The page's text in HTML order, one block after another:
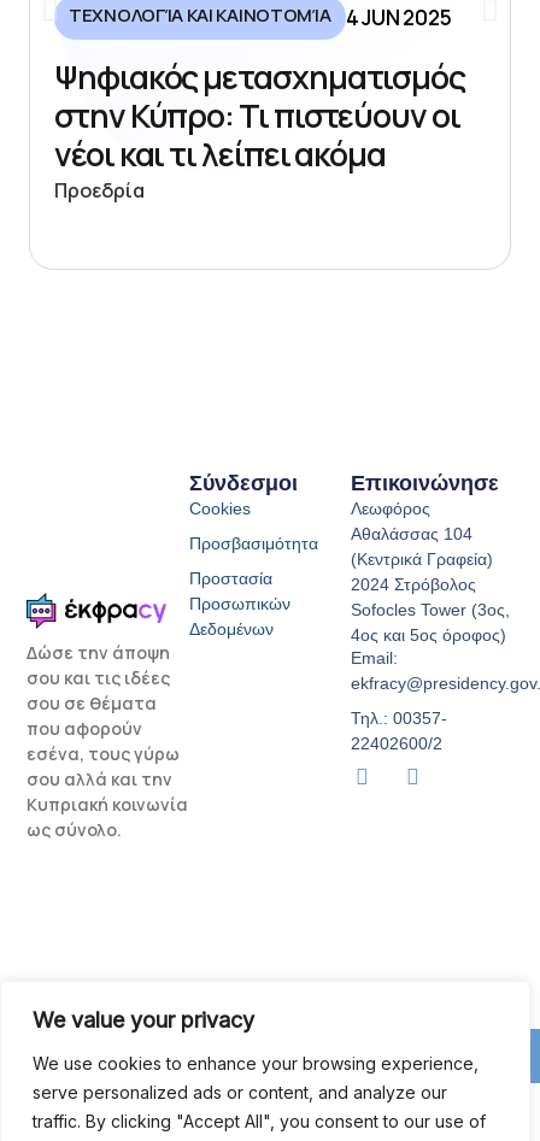
We value your privacy
We use cookies to enhance your browsing experience,
serve personalized ads or content, and analyze our
traffic. By clicking "Accept All", you consent to our use of
ΤΕΧΝΟΛΟΓΊΑ ΚΑΙ ΚΑΙΝΟΤΟΜΊΑ 4 JUN 2025
Ψηφιακός μετασχηματισμός
στην Κύπρο: Τι πιστεύουν οι
νέοι και τι λείπει ακόμα
Προεδρία
Δώσε την άποψη
σου και τις ιδέες
σου σε θέματα
που αφορούν
εσένα, τους γύρω
σου αλλά και την
Κυπριακή κοινωνία
ως σύνολο.
Σύνδεσμοι
Cookies
Προσβασιμότητα
Προστασία
Προσωπικών
Δεδομένων
Επικοινώνησε
Λεωφόρος
Αθαλάσσας 104
(Κεντρικά Γραφεία)
2024 Στρόβολος
Sofocles Tower (3ος,
4ος και 5ος όροφος)
Email:
Τηλ.: 00357-
22402600/2
T
I
© 2026 All Rights Reserved.